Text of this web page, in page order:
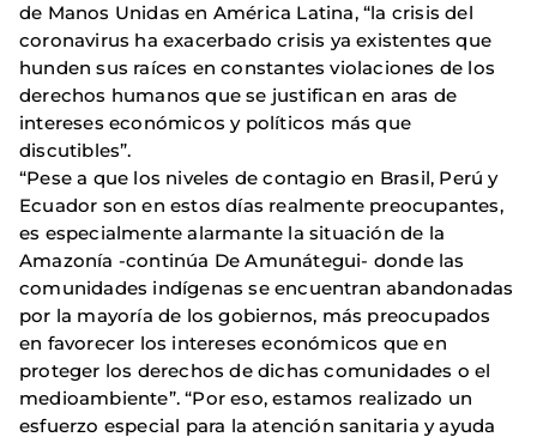
de Manos Unidas en América Latina, “la crisis del
coronavirus ha exacerbado crisis ya existentes que
hunden sus raíces en constantes violaciones de los
derechos humanos que se justifican en aras de
intereses económicos y políticos más que
discutibles”.
“Pese a que los niveles de contagio en Brasil, Perú y
Ecuador son en estos días realmente preocupantes,
es especialmente alarmante la situación de la
Amazonía -continúa De Amunátegui- donde las
comunidades indígenas se encuentran abandonadas
por la mayoría de los gobiernos, más preocupados
en favorecer los intereses económicos que en
proteger los derechos de dichas comunidades o el
medioambiente”. “Por eso, estamos realizado un
esfuerzo especial para la atención sanitaria y ayuda